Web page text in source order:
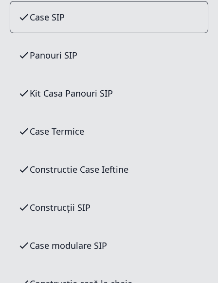
Case SIP
Panouri SIP
Kit Casa Panouri SIP
Case Termice
Constructie Case Ieftine
Construcții SIP
Case modulare SIP